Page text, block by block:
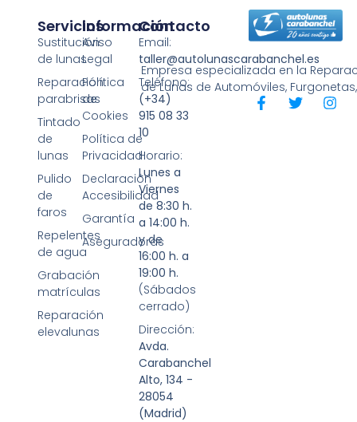
Empresa especializada en la
de Lunas de Automóviles,
Servicios
Sustitución
de lunas
Reparación
parabrisas
Tintado
de
lunas
Pulido
de
faros
Repelentes
de agua
Grabación
matrículas
Reparación
elevalunas
Información
Aviso
Legal
Política
de
Cookies
Política de
Privacidad
Declaración
Accesibilidad
Garantía
Aseguradoras
Contacto
Email:
taller@autolunascarabanchel.es
Teléfono:
(+34)
915 08 33
10
Horario:
Lunes a
Viernes
de 8:30 h.
a 14:00 h.
y de
16:00 h. a
19:00 h.
(Sábados
cerrado)
Dirección:
Avda.
Carabanchel
Alto, 134 -
28054
(Madrid)